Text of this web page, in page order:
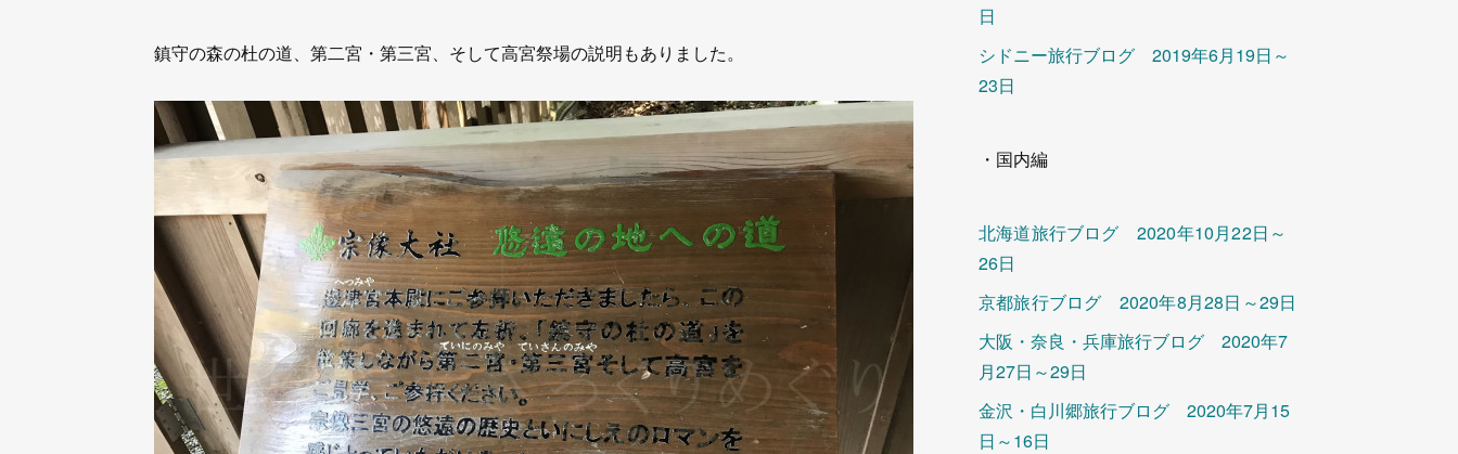
鎮守の森の杜の道、第二宮・第三宮、そして高宮祭場の説明もありました。
日
シドニー旅行ブログ 2019年6月19日～
23日
・国内編
北海道旅行ブログ 2020年10月22日～
26日
京都旅行ブログ 2020年8月28日～29日
大阪・奈良・兵庫旅行ブログ 2020年7
月27日～29日
金沢・白川郷旅行ブログ 2020年7月15
日～16日